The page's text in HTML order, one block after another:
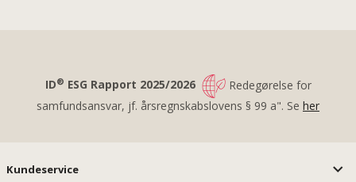
ID® ESG Rapport 2025/2026
Redegørelse for
samfundsansvar, jf. årsregnskabslovens § 99 a". Se her
Kundeservice